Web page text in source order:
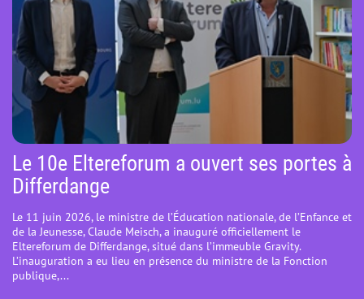
Le 10e Eltereforum a ouvert ses portes à
Differdange
Le 11 juin 2026, le ministre de l’Éducation nationale, de l’Enfance et
de la Jeunesse, Claude Meisch, a inauguré officiellement le
Eltereforum de Differdange, situé dans l’immeuble Gravity.
L’inauguration a eu lieu en présence du ministre de la Fonction
publique,...